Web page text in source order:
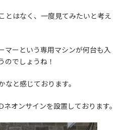
とはなく、一度見てみたいと考え
マーという専用マシンが何台も入
のでしょうね！
と感じております。
オンサインを設置しております。